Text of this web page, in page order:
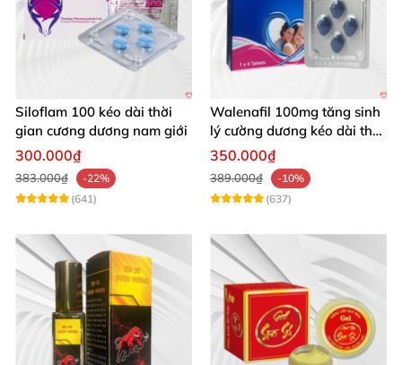
Siloflam 100 kéo dài thời
gian cương dương nam giới
300.000₫
383.000₫
-22%
(641)
Walenafil 100mg tăng sinh
lý cường dương kéo dài thời
gian
350.000₫
389.000₫
-10%
(637)